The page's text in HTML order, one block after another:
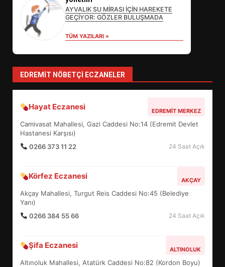
AYVALIK SU MİRASI İÇİN HAREKETE
GEÇİYOR: GÖZLER BULUŞMADA
TÜM YAZILARI »
EDREMIT NÖBETÇI ECZANELER
Hayat Eczanesi EDREMIT MERKEZ
Camivasat Mahallesi, Gazi Caddesi No:14 (Edremit Devlet
Hastanesi Karşısı)
0266 373 11 22
24 Saat Açık
Körfez Eczanesi AKÇAY
Akçay Mahallesi, Turgut Reis Caddesi No:45 (Belediye
Yanı)
0266 384 55 66
24 Saat Açık
Şifa Eczanesi ALTINOLUK
Altınoluk Mahallesi, Atatürk Caddesi No:82 (Kordon Boyu)
4
5
BALIKESİR MÜZELERİNDE SÜRE
UZATILDI: NE DEĞİŞTİ?
6
TURNUVASI KAYITLARI NEYİ
7
YENİ YÖNETİM NASIL
ŞEKİLLENDİ?